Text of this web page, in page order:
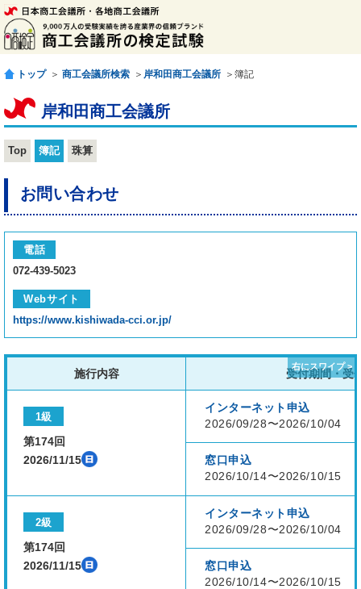
トップ ＞ 商工会議所検索 ＞ 岸和田商工会議所 ＞簿記
岸和田商工会議所
Top 簿記 珠算
お問い合わせ
電話
072-439-5023
Webサイト
https://www.kishiwada-cci.or.jp/
施行内容 受付期間・受
1級
第174回
2026/11/15
インターネット申込
2026/09/28〜2026/10/04
窓口申込
2026/10/14〜2026/10/15
2級
第174回
2026/11/15
インターネット申込
2026/09/28〜2026/10/04
窓口申込
2026/10/14〜2026/10/15